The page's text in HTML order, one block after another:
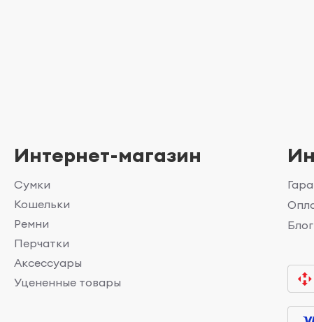
Интернет-магазин
Сумки
Кошельки
Ремни
Перчатки
Аксессуары
Уцененные товары
Блог